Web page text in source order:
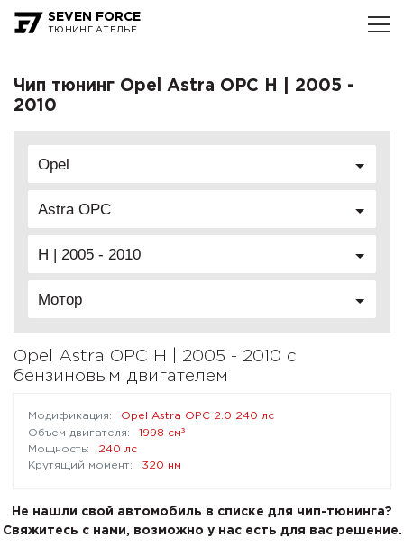
SEVEN FORCE
ТЮНИНГ АТЕЛЬЕ
Чип тюнинг Opel Astra OPC H | 2005 -
2010
Opel
Astra OPC
H | 2005 - 2010
Мотор
Opel Astra OPC H | 2005 - 2010 с
бензиновым двигателем
Opel Astra OPC 2.0 240 лс
1998 см³
240 лс
320 нм
Не нашли свой автомобиль в списке для чип-тюнинга?
Свяжитесь с нами, возможно у нас есть для вас решение.